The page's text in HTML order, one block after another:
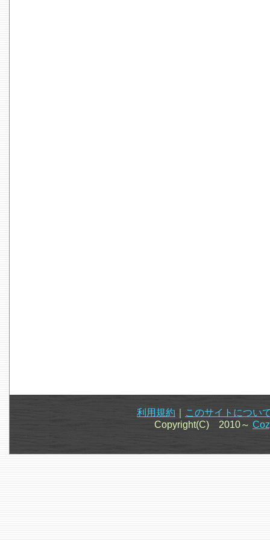
利用規約
このサイトについ
Copyright(C) 2010～